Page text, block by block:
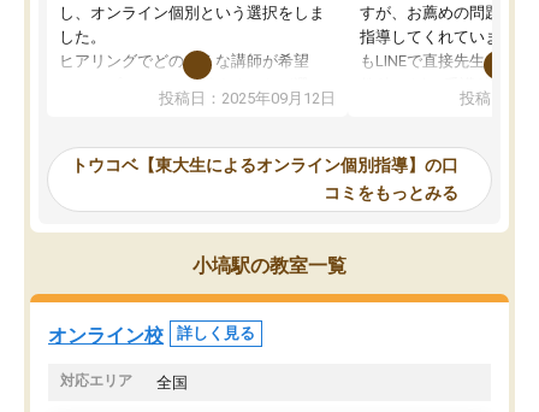
し、オンライン個別という選択をしま
した。
ヒアリングでどのような講師が希望
か、オプションは付帯するかなど選ぶ
事が出来ました。
ーティングを行い、その講師で良いか
見てから講師を決定する事ができま
す。
うちの子は、初回面談の講師の方で決
オンラインツールを使用した単語帳の
共有があり宿題もそちらで出される形
でした。
投稿日：2025年09月12日
すが、お薦めの問題集や
指導してくれています。
もLINEで直接先生に質問
めれるので、個人に合
いなのがあり(有料)、受
ことをどんなスケジュー
くか相談したのですが、
ち期待したものではなく
くなってきたようなので
投稿日：
トウコベ【東大生によるオンライン個別指導】の口
コミをもっとみる
小塙駅の教室一覧
オンライン校 詳しく見る
対応エリア 全国